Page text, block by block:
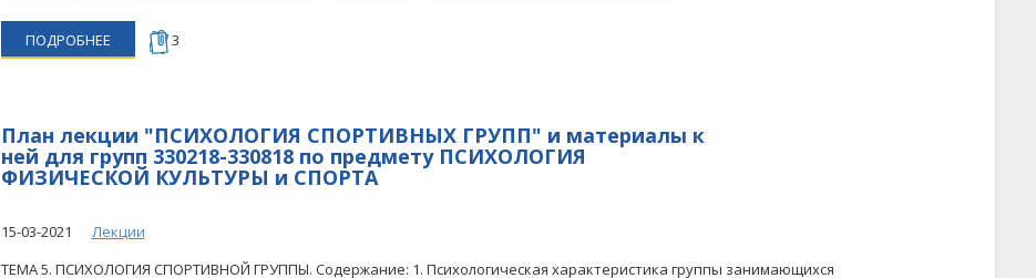
ПОДРОБНЕЕ 3
План лекции "ПСИХОЛОГИЯ СПОРТИВНЫХ ГРУПП" и материалы к
ней для групп 330218-330818 по предмету ПСИХОЛОГИЯ
ФИЗИЧЕСКОЙ КУЛЬТУРЫ и СПОРТА
15-03-2021
Лекции
ТЕМА 5. ПСИХОЛОГИЯ СПОРТИВНОЙ ГРУППЫ. Содержание: 1. Психологическая характеристика группы занимающихся